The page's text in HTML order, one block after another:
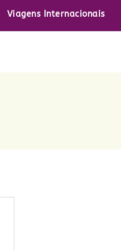
Viagens Internacionais